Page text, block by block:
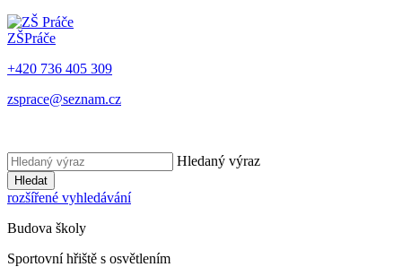
ZŠPráče
+420 736 405 309
zsprace@seznam.cz
Hledaný výraz
Hledat
rozšířené vyhledávání
Budova školy
Sportovní hřiště s osvětlením